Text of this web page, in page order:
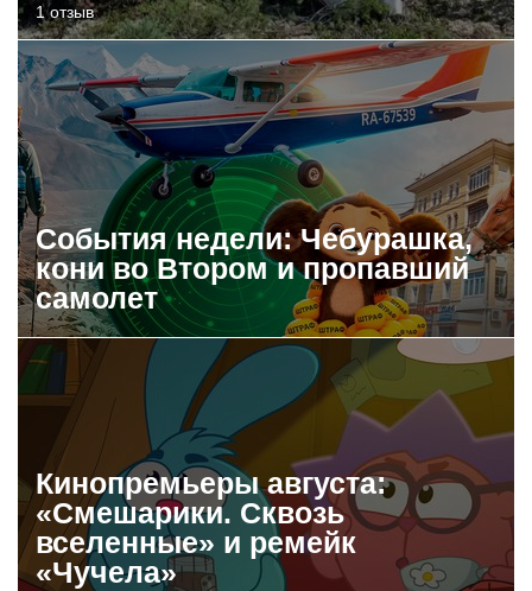
1 отзыв
События недели: Чебурашка,
кони во Втором и пропавший
самолет
Кинопремьеры августа:
«Смешарики. Сквозь
вселенные» и ремейк
«Чучела»